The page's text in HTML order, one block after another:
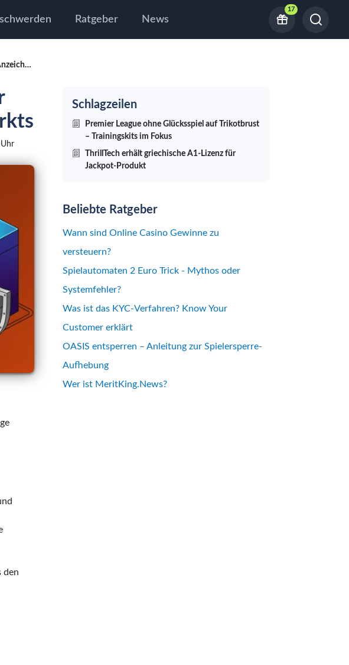
Ratgeber News
17
Bitcoin fällt in Richtung 70.000 US-Dollar und zeigt klare Anzeichen eines Bärenmarkts
den
Schlagzeilen
Premier League ohne Glücksspiel auf Trikotbrust
– Trainingskits im Fokus
ThrillTech erhält griechische A1-Lizenz für
Jackpot-Produkt
Beliebte Ratgeber
Wann sind Online Casino Gewinne zu
versteuern?
Spielautomaten 2 Euro Trick - Mythos oder
Systemfehler?
Was ist das KYC-Verfahren? Know Your
Customer erklärt
OASIS entsperren – Anleitung zur Spielersperre-
Aufhebung
Wer ist MeritKing.News?